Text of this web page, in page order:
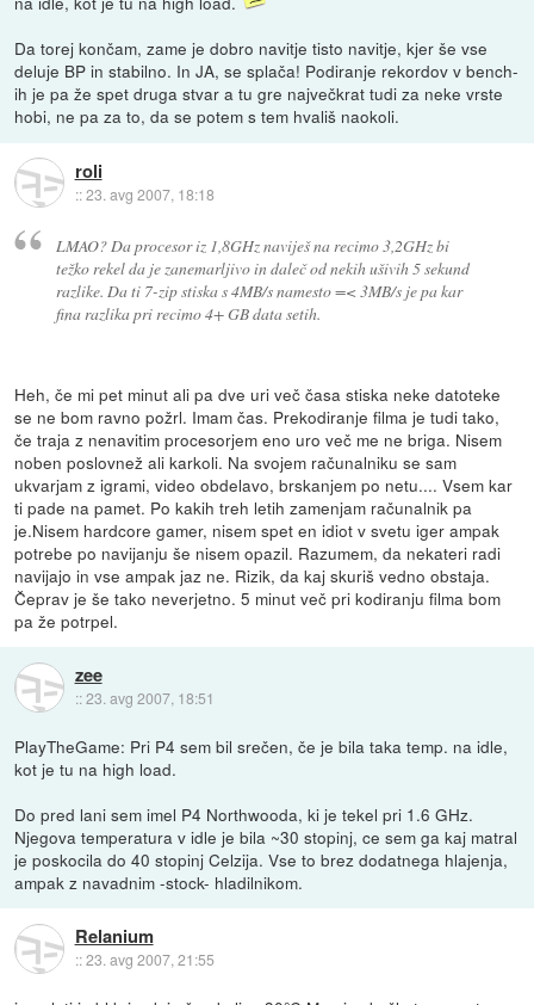
Da torej končam, zame je dobro navitje tisto navitje, kjer še vse
deluje BP in stabilno. In JA, se splača! Podiranje rekordov v bench-
ih je pa že spet druga stvar a tu gre največkrat tudi za neke vrste
hobi, ne pa za to, da se potem s tem hvališ naokoli.
roli
::23. avg 2007, 18:18
LMAO? Da procesor iz 1,8GHz naviješ na recimo 3,2GHz bi
težko rekel da je zanemarljivo in daleč od nekih ušivih 5 sekund
razlike. Da ti 7-zip stiska s 4MB/s namesto =< 3MB/s je pa kar
fina razlika pri recimo 4+ GB data setih.
Heh, če mi pet minut ali pa dve uri več časa stiska neke datoteke
se ne bom ravno požrl. Imam čas. Prekodiranje filma je tudi tako,
če traja z nenavitim procesorjem eno uro več me ne briga. Nisem
noben poslovnež ali karkoli. Na svojem računalniku se sam
ukvarjam z igrami, video obdelavo, brskanjem po netu.... Vsem kar
ti pade na pamet. Po kakih treh letih zamenjam računalnik pa
je.Nisem hardcore gamer, nisem spet en idiot v svetu iger ampak
potrebe po navijanju še nisem opazil. Razumem, da nekateri radi
navijajo in vse ampak jaz ne. Rizik, da kaj skuriš vedno obstaja.
Čeprav je še tako neverjetno. 5 minut več pri kodiranju filma bom
pa že potrpel.
zee
::23. avg 2007, 18:51
PlayTheGame: Pri P4 sem bil srečen, če je bila taka temp. na idle,
kot je tu na high load.
Do pred lani sem imel P4 Northwooda, ki je tekel pri 1.6 GHz.
Njegova temperatura v idle je bila ~30 stopinj, ce sem ga kaj matral
je poskocila do 40 stopinj Celzija. Vse to brez dodatnega hlajenja,
ampak z navadnim -stock- hladilnikom.
Relanium
::23. avg 2007, 21:55